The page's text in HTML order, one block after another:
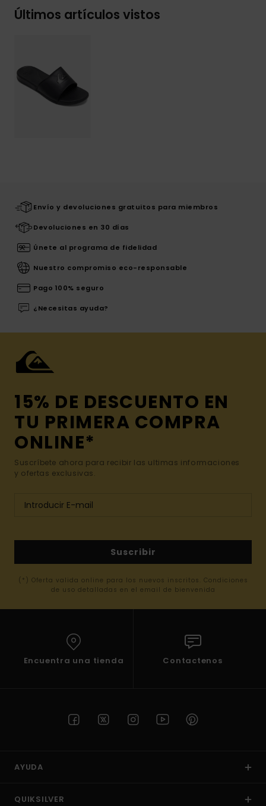
Últimos artículos vistos
Envío y devoluciones gratuitos para miembros
Devoluciones en 30 días
Únete al programa de fidelidad
Nuestro compromiso eco-responsable
Pago 100% seguro
¿Necesitas ayuda?
15% DE DESCUENTO EN
TU PRIMERA COMPRA
ONLINE*
Suscríbete ahora para recibir las ultimas informaciones
y ofertas exclusivas.
Suscribir
(*) Oferta valida online para los nuevos inscritos. Condiciones
de uso detalladas en el email de bienvenida
Encuentra una tienda Contactenos
AYUDA
QUIKSILVER